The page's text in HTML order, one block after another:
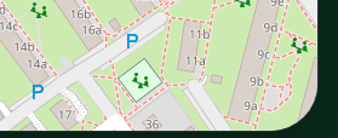
INTERACTIVE VIEW